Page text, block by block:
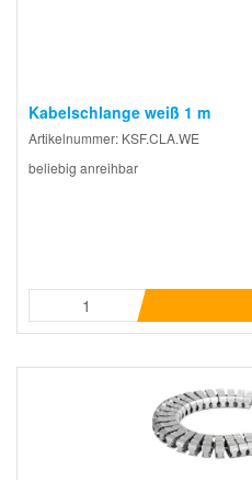
Kabelschlange weiß 1 m
Artikelnummer: KSF.CLA.WE
beliebig anreihbar